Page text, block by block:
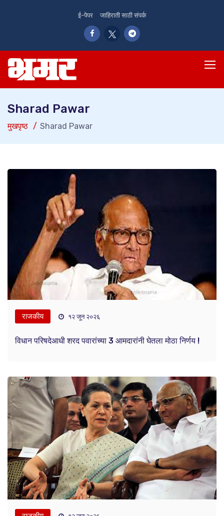
ई-पेपर जाहिराती साठी संपर्क
Sharad Pawar
मुखपृष्ठ Sharad Pawar
राजकीय १२ जून २०२६
विधान परिषदेआधी शरद पवारांच्या 3 आमदारांनी घेतला मोठा निर्णय !